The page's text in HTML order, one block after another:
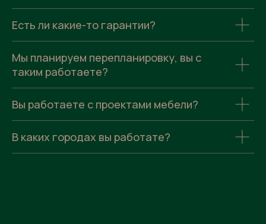
Есть ли какие-то гарантии?
Мы планируем перепланировку, вы с
таким работаете?
Вы работаете с проектами мебели?
В каких городах вы работате?